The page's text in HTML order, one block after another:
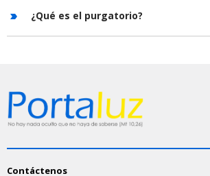
¿Qué es el purgatorio?
Contáctenos